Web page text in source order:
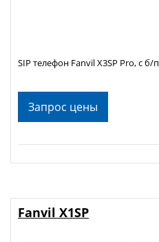
Запрос цены
SIP телефон Fanvil X3SP Pro, с б/п
Fanvil X1SP